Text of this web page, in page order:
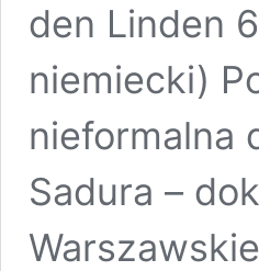
den Linden
niemiecki)
nieformalna
Sadura –